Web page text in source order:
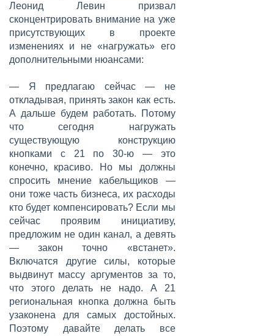
Леонид Левин призвал
сконцентрировать внимание на уже
присутствующих в проекте
изменениях и не «нагружать» его
дополнительными нюансами:
— Я предлагаю сейчас — не
откладывая, принять закон как есть.
А дальше будем работать. Потому
что сегодня нагружать
существующую конструкцию
кнопками с 21 по 30-ю — это
конечно, красиво. Но мы должны
спросить мнение кабельщиков —
они тоже часть бизнеса, их расходы
кто будет компенсировать? Если мы
сейчас проявим инициативу,
предложим не один канал, а девять
— закон точно «встанет».
Включатся другие силы, которые
выдвинут массу аргументов за то,
что этого делать не надо. А 21
региональная кнопка должна быть
узаконена для самых достойных.
Поэтому давайте делать все